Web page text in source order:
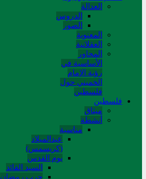
العدالة
الدروس
الصور
المعنوية
العقلانية
المحاور
الأساسیة في
رؤیة الإمام
الخمیني حول
فلسطین
فلسطین
میثاق
أنشطة
مناسبة
عیدالمیلاد
(کریسمس)
یوم القدس
السید القائد
حرب رمضان